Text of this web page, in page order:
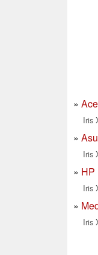
Iris
Iris
HP
Iris
Iris